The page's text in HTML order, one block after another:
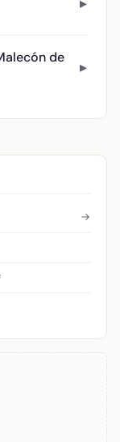
de
→